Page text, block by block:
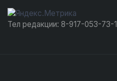
Тел редакции: 8-917-053-73-